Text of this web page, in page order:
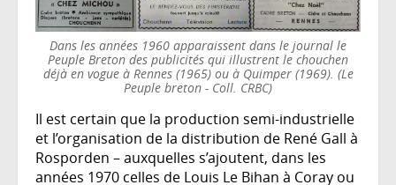
Dans les années 1960 apparaissent dans le journal le
Peuple Breton des publicités qui illustrent le chouchen
déjà en vogue à Rennes (1965) ou à Quimper (1969). (Le
Peuple breton - Coll. CRBC)
Il est certain que la production semi-industrielle
et l’organisation de la distribution de René Gall à
Rosporden – auxquelles s’ajoutent, dans les
années 1970 celles de Louis Le Bihan à Coray ou